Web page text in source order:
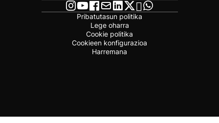
Pribatutasun politika
Lege oharra
Cookie politika
Cookieen konfigurazioa
Harremana